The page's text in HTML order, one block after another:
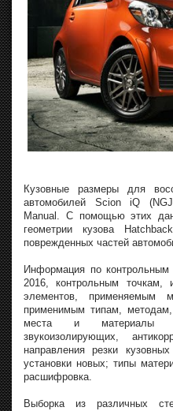
Кузовные размеры для
автомобилей Scion iQ
Manual. С помощью этих
геометрии кузова
поврежденных частей
Информация по
2016, контрольным точкам,
элементов, применяемым
применимым типам,
места и материалы
звукоизолирующих,
направления резки
установки новых; типы
расшифровка.
Выборка из различных